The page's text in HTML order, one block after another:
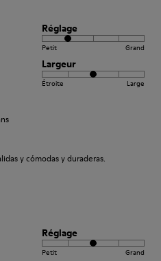
Réglage
Petit Grand
Largeur
Étroite Large
y cómodas y duraderas.
Réglage
Petit Grand